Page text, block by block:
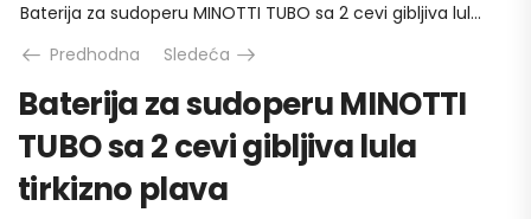
Baterija za sudoperu MINOTTI TUBO sa 2 cevi gibljiva lula tirkizno plava
Predhodna
Sledeća
Baterija za sudoperu MINOTTI
TUBO sa 2 cevi gibljiva lula
tirkizno plava